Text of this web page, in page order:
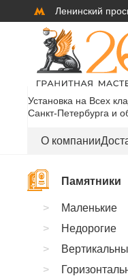
Ленинский
Установка на Всех
Санкт-Петербурга и
О компании
Памятники
Маленькие
Недорогие